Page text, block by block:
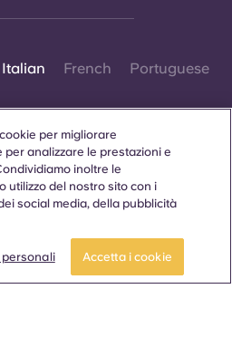
Italian French Portuguese
compaiano termini che indicano
per migliorare
analizzare le prestazioni e
inoltre le
utilizzo del nostro sito con i
social media, della pubblicità
personali Accetta i cookie